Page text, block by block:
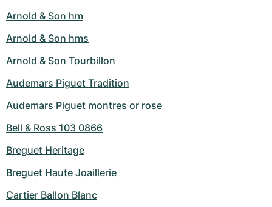
Arnold & Son hm
Arnold & Son hms
Arnold & Son Tourbillon
Audemars Piguet Tradition
Audemars Piguet montres or rose
Bell & Ross 103 0866
Breguet Heritage
Breguet Haute Joaillerie
Cartier Ballon Blanc